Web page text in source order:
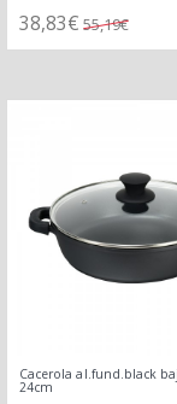
38,83€ 55,19€
Cacerola al.fund.black
24cm